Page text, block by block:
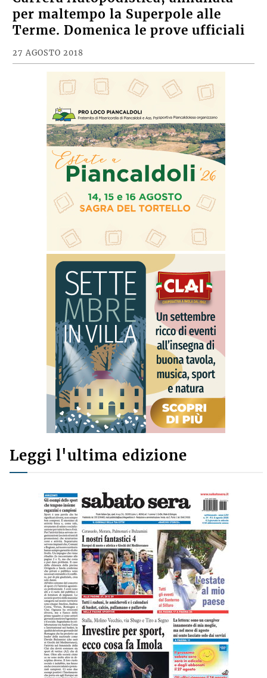
per maltempo la Superpole alle
Terme. Domenica le prove ufficiali
27 AGOSTO 2018
Leggi l'ultima edizione